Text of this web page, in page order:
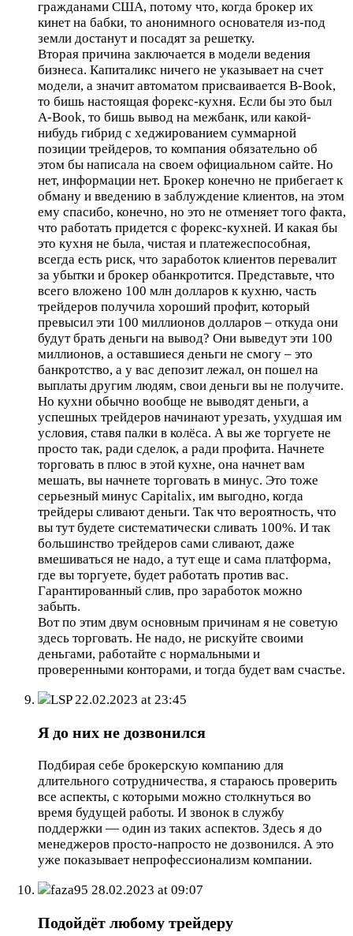
гражданами США, потому что, когда брокер их
кинет на бабки, то анонимного основателя из-под
земли достанут и посадят за решетку.
Вторая причина заключается в модели ведения
бизнеса. Капиталикс ничего не указывает на счет
модели, а значит автоматом присваивается B-Book,
то бишь настоящая форекс-кухня. Если бы это был
A-Book, то бишь вывод на межбанк, или какой-
нибудь гибрид с хеджированием суммарной
позиции трейдеров, то компания обязательно об
этом бы написала на своем официальном сайте. Но
нет, информации нет. Брокер конечно не прибегает к
обману и введению в заблуждение клиентов, на этом
ему спасибо, конечно, но это не отменяет того факта,
что работать придется с форекс-кухней. И какая бы
это кухня не была, чистая и платежеспособная,
всегда есть риск, что заработок клиентов перевалит
за убытки и брокер обанкротится. Представьте, что
всего вложено 100 млн долларов к кухню, часть
трейдеров получила хороший профит, который
превысил эти 100 миллионов долларов – откуда они
будут брать деньги на вывод? Они выведут эти 100
миллионов, а оставшиеся деньги не смогу – это
банкротство, а у вас депозит лежал, он пошел на
выплаты другим людям, свои деньги вы не получите.
Но кухни обычно вообще не выводят деньги, а
успешных трейдеров начинают урезать, ухудшая им
условия, ставя палки в колёса. А вы же торгуете не
просто так, ради сделок, а ради профита. Начнете
торговать в плюс в этой кухне, она начнет вам
мешать, вы начнете торговать в минус. Это тоже
серьезный минус Capitalix, им выгодно, когда
трейдеры сливают деньги. Так что вероятность, что
вы тут будете систематически сливать 100%. И так
большинство трейдеров сами сливают, даже
вмешиваться не надо, а тут еще и сама платформа,
где вы торгуете, будет работать против вас.
Гарантированный слив, про заработок можно
забыть.
Вот по этим двум основным причинам я не советую
здесь торговать. Не надо, не рискуйте своими
деньгами, работайте с нормальными и
проверенными конторами, и тогда будет вам счастье.
LSP22.02.2023 at 23:45
Я до них не дозвонился
Подбирая себе брокерскую компанию для
длительного сотрудничества, я стараюсь проверить
все аспекты, с которыми можно столкнуться во
время будущей работы. И звонок в службу
поддержки — один из таких аспектов. Здесь я до
менеджеров просто-напросто не дозвонился. А это
уже показывает непрофессионализм компании.
faza95 28.02.2023 at 09:07
Подойдёт любому трейдеру